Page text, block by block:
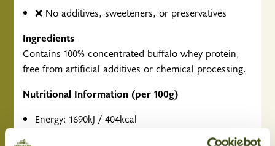
❌ No additives, sweeteners, or preservatives
Ingredients
Contains 100% concentrated buffalo whey protein,
free from artificial additives or chemical processing.
Nutritional Information (per 100g)
Energy: 1690kJ / 404kcal